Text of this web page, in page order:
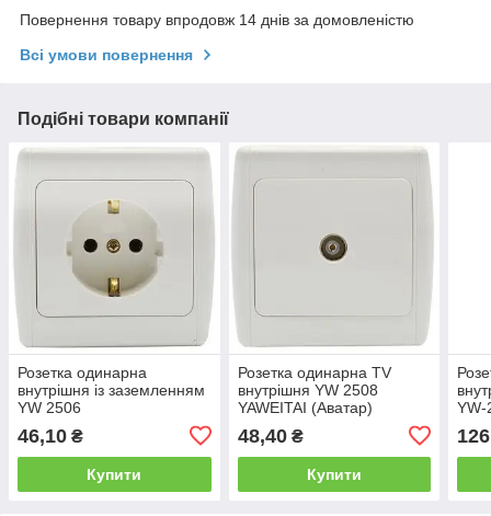
Повернення товару впродовж 14 днів за домовленістю
Всі умови повернення
Подібні товари компанії
Розетка одинарна
внутрішня із заземленням
YW 2506
46,10 ₴
Купити
Розетка одинарна TV
внутрішня YW 2508
YAWEITAI (Аватар)
48,40₴
Купити
YW-